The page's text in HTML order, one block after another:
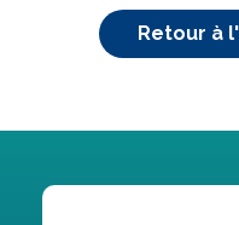
Retour à